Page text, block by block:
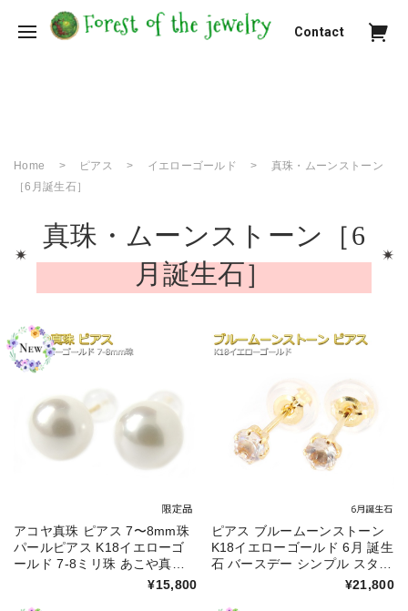
Contact
Home ピアス イエローゴールド
真珠・ムーンストーン
［6月誕生石］
真珠・ムーンストーン［6
月誕生石］
アコヤ真珠 ピアス 7〜8mm珠
パールピアス K18イエローゴ
ールド 7-8ミリ珠 あこや真珠
本真珠 真珠 シリコン製キャッ
チ スタッド シンプル 左右セッ
¥15,800
ピアス ブルームーンストーン
K18イエローゴールド 6月 誕生
石 バースデー シンプル スタッ
ド 左右セット レディース シリ
コン製ダブルロックキャッチ
¥21,800